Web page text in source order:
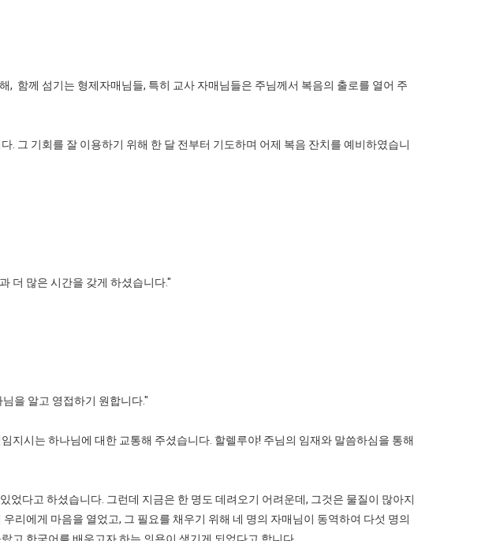
함께 섬기는 형제자매님들, 특히 교사 자매님들은 주님께서 복음의 출로를 열어 주
그 기회를 잘 이용하기 위해 한 달 전부터 기도하며 어제 복음 잔치를 예비하였습니
더 많은 시간을 갖게 하셨습니다."
을 알고 영접하기 원합니다."
지시는 하나님에 대한 교통해 주셨습니다. 할렐루야! 주님의 임재와 말씀하심을 통해
다고 하셨습니다. 그런데 지금은 한 명도 데려오기 어려운데, 그것은 물질이 많아지
리에게 마음을 열었고, 그 필요를 채우기 위해 네 명의 자매님이 동역하여 다섯 명의